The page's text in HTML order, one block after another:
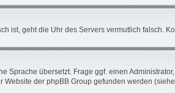
geht die Uhr des Servers vermutlich falsch.
übersetzt. Frage ggf. einen
der phpBB Group gefunden werden